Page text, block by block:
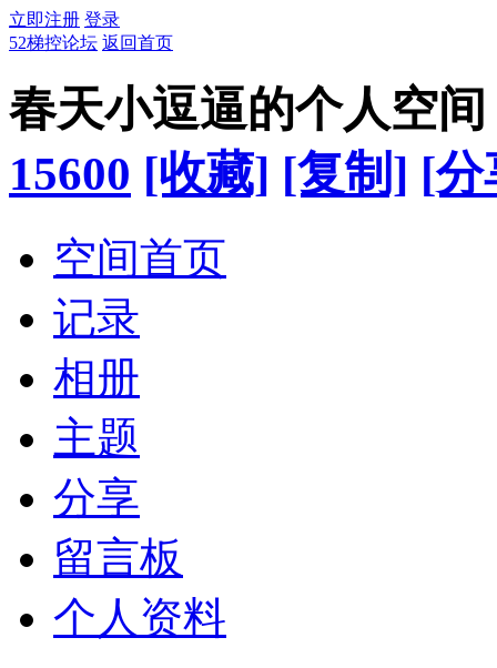
立即注册 登录
52梯控论坛 返回首页
春天小逗逼的个人空间
15600 [收藏] [复制] [分
空间首页
记录
相册
主题
分享
留言板
个人资料